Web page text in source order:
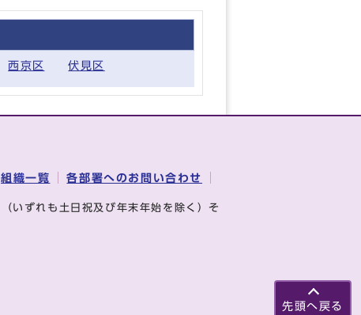
西京区 伏見区
先頭へ戻る
組織一覧 各部署へのお問い合わせ
（いずれも土日祝及び年末年始を除く）そ